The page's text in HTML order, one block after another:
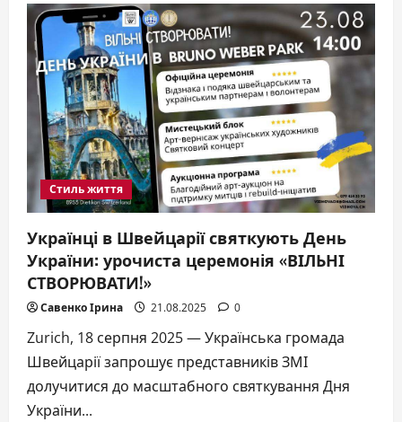
Alexandra
Malatskovska
—
романтична
комедія
про
майже-
кохання
Стиль життя
Українці в Швейцарії святкують День
України: урочиста церемонія «ВІЛЬНІ
СТВОРЮВАТИ!»
Савенко Ірина 21.08.2025 0
Zurich, 18 серпня 2025 — Українська громада
Швейцарії запрошує представників ЗМІ
долучитися до масштабного святкування Дня
України...